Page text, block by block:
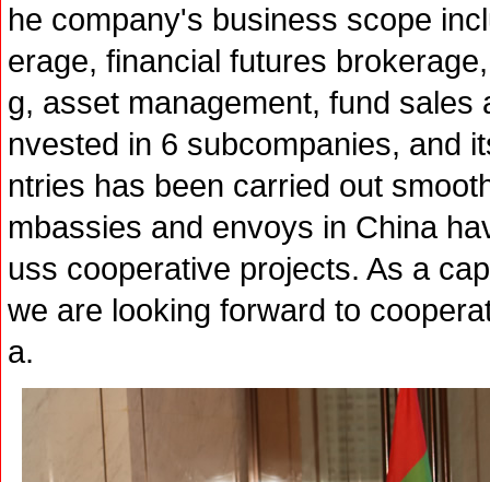
he company's business scope
erage, financial futures
g, asset management, fund
nvested in 6 subcompanies, and
ntries has been carried out
mbassies and envoys in China
uss cooperative projects. As a
we are looking forward to
a.